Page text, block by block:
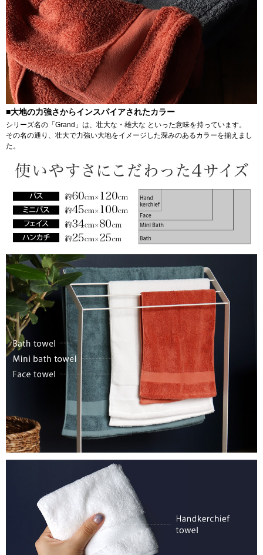
■大地の力強さからインスパイアされたカラー
シリーズ名の「Grand」は、壮大な・雄大な といった意味を持っています。
その名の通り、壮大で力強い大地をイメージした深みのあるカラーを揃えまし
た。